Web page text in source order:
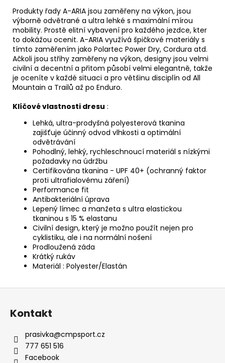
Produkty řady A-ARIA jsou zaměřeny na výkon, jsou
výborně odvětrané a ultra lehké s maximální mírou
mobility. Prostě elitní vybavení pro každého jezdce, kter
to dokážou ocenit. A-ARIA využívá špičkové materiály s
tímto zaměřením jako Polartec Power Dry, Cordura atd.
Ačkoli jsou střihy zaměřeny na výkon, designy jsou velmi
civilní a decentní a přitom působí velmi elegantně, takže
je oceníte v každé situaci a pro většinu disciplín od All
Mountain a Trailů až po Enduro.
Klíčové vlastnosti dresu :
Lehká, ultra-prodyšná polyesterová tkanina
zajišťuje účinný odvod vlhkosti a optimální
odvětrávání
Pohodlný, lehký, rychleschnoucí materiál s nízkými
požadavky na údržbu
Certifikována tkanina - UPF 40+ (ochranný faktor
proti ultrafialovému záření)
Performance fit
Antibakteriální úprava
Lepený límec a manžeta s ultra elastickou
tkaninou s 15 % elastanu
Civilní design, který je možno použít nejen pro
cyklistiku, ale i na normální nošení
Prodloužená záda
Krátký rukáv
Materiál : Polyester/Elastán
Z
Kontakt
prasivka@cmpsport.cz
777 651 516
Facebook